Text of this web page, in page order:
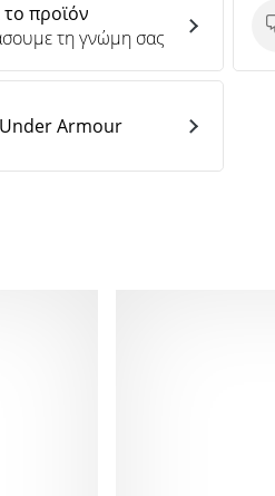
το προϊόν
τη γνώμη σας
Armour